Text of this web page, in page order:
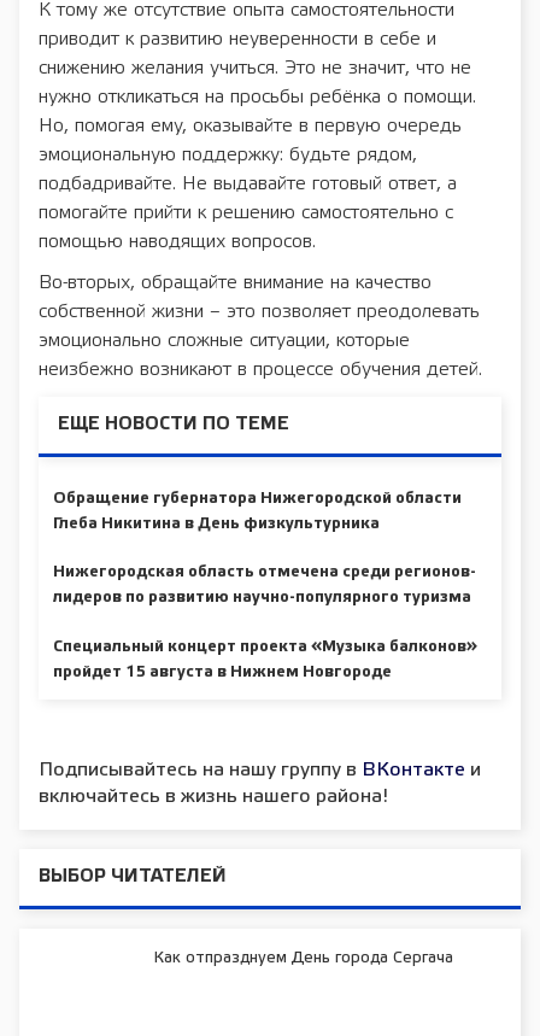
К тому же отсутствие опыта самостоятельности
приводит к развитию неуверенности в себе и
снижению желания учиться. Это не значит, что не
нужно откликаться на просьбы ребёнка о помощи.
Но, помогая ему, оказывайте в первую очередь
эмоциональную поддержку: будьте рядом,
подбадривайте. Не выдавайте готовый ответ, а
помогайте прийти к решению самостоятельно с
помощью наводящих вопросов.
Во-вторых, обращайте внимание на качество
собственной жизни – это позволяет преодолевать
эмоционально сложные ситуации, которые
неизбежно возникают в процессе обучения детей.
ЕЩЕ НОВОСТИ ПО ТЕМЕ
Обращение губернатора Нижегородской области
Глеба Никитина в День физкультурника
Нижегородская область отмечена среди регионов-
лидеров по развитию научно-популярного туризма
Специальный концерт проекта «Музыка балконов»
пройдет 15 августа в Нижнем Новгороде
Подписывайтесь на нашу группу в ВКонтакте и
включайтесь в жизнь нашего района!
ВЫБОР ЧИТАТЕЛЕЙ
Как отпразднуем День города Сергача